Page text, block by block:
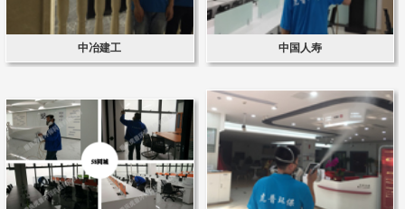
中冶建工 中国人寿